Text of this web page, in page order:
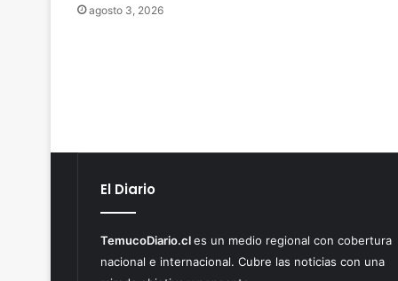
agosto 3, 2026
El Diario
TemucoDiario.cles un medio regional con cobertura
nacional e internacional. Cubre las noticias con una